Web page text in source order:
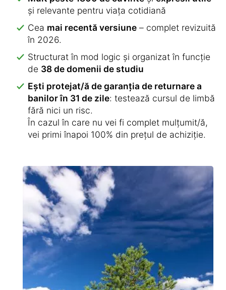
și relevante pentru viața cotidiană
Cea mai recentă versiune – complet revizuită
în 2026.
Structurat în mod logic și organizat în funcție
de 38 de domenii de studiu
Ești protejat/ă de garanția de returnare a
banilor în 31 de zile: testează cursul de limbă
fără nici un risc.
În cazul în care nu vei fi complet mulțumit/ă,
vei primi înapoi 100% din prețul de achiziție.